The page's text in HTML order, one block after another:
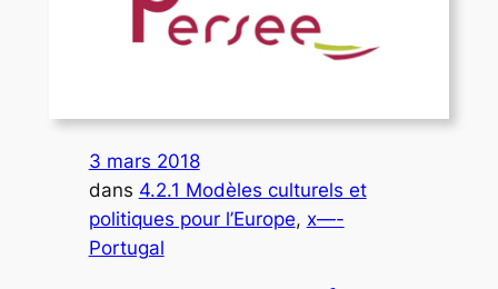
3 mars 2018
dans 4.2.1 Modèles culturels et
politiques pour l’Europe, x—-
Portugal